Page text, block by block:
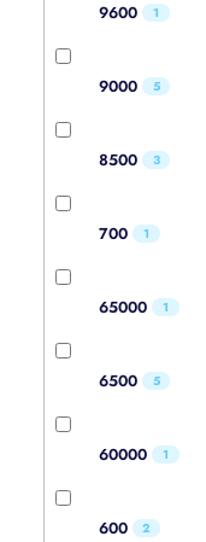
9600 1
9000 5
8500 3
700 1
65000 1
6500 5
60000 1
600 2